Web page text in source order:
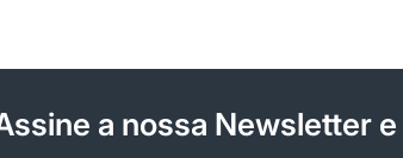
a nossa Newsletter